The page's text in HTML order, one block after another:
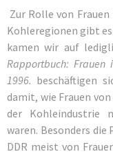
Zur Rolle von
Kohleregionen gibt es
kamen wir auf
Rapportbuch:
1996. beschäftigen
damit, wie Frauen
der Kohleindustrie
waren. Besonders
DDR meist von